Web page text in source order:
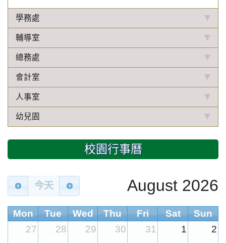
學務處
輔導室
總務處
會計室
人事室
幼兒園
校園行事曆
今天 August 2026
Mon Tue Wed Thu Fri Sat
Sun
27
28 29 30 31 1 2